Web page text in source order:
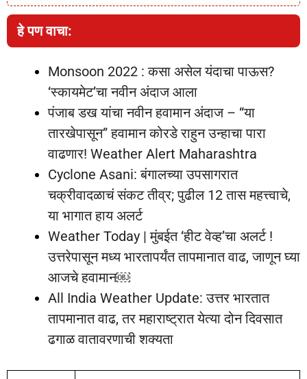
हे पण वाचा:
Monsoon 2022 : कसा असेल यंदाचा पाऊस?
‘स्कायमेट’चा नवीन अंदाज आला
पंजाब डख यांचा नवीन हवामान अंदाज – “या
तारखेपासून” हवामान कोरडे राहुन उन्हाचा पारा
वाढणार! Weather Alert Maharashtra
Cyclone Asani: बंगालच्या उपसागरात
चक्रीवादळाचं संकट तीव्र; पुढील 12 तास महत्त्वाचे,
या भागात हाय अलर्ट
Weather Today | मुंबईत ‘हीट वेव्ह’चा अलर्ट !
उत्तरेपासून मध्य भारतापर्यंत तापमानात वाढ, जाणून घ्या
आजचे हवामान￼
All India Weather Update: उत्तर भारतात
तापमानात वाढ, तर महाराष्ट्रात येत्या दोन दिवसात
ढगाळ वातावरणाची शक्यता